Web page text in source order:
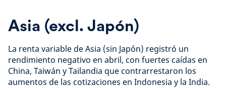
Asia (excl. Japón)
La renta variable de Asia (sin Japón) registró un
rendimiento negativo en abril, con fuertes caídas en
China, Taiwán y Tailandia que contrarrestaron los
aumentos de las cotizaciones en Indonesia y la India.